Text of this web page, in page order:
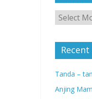
Archives
Tanda –
Anjing